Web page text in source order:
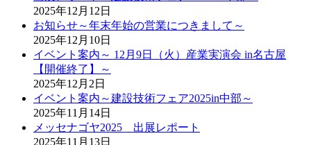
2025年12月12日
お知らせ～年末年始の営業につきまして～
2025年12月10日
イベント案内～ 12月9日（火）産業実演会 in名古屋
【開催終了】～
2025年12月2日
イベント案内～建設技術フェア2025in中部～
2025年11月14日
メッセナゴヤ2025 出展レポート
2025年11月13日